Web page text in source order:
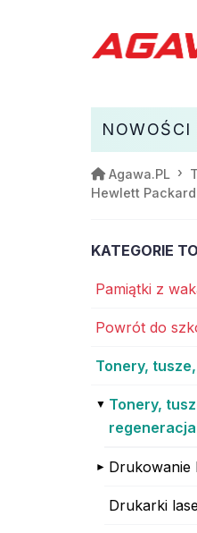
NOWOŚCI
Agawa.PL
Hewlett Packard
KATEGORIE
Pamiątki z
Powrót do
Tonery,
Tonery,
regeneracja
Drukowanie
Drukarki